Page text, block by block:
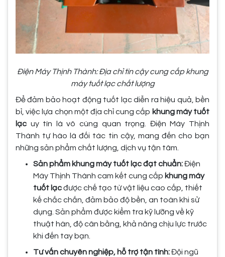
Điện Máy Thịnh Thành: Địa chỉ tin cậy cung cấp khung
máy tuốt lạc chất lượng
Để đảm bảo hoạt động tuốt lạc diễn ra hiệu quả, bền
bỉ, việc lựa chọn một địa chỉ cung cấp khung máy tuốt
lạc uy tín là vô cùng quan trọng. Điện Máy Thịnh
Thành tự hào là đối tác tin cậy, mang đến cho bạn
những sản phẩm chất lượng, dịch vụ tận tâm.
Sản phẩm khung máy tuốt lạc đạt chuẩn:Điện
Máy Thịnh Thành cam kết cung cấp khung máy
tuốt lạcđược chế tạo từ vật liệu cao cấp, thiết
kế chắc chắn, đảm bảo độ bền, an toàn khi sử
dụng. Sản phẩm được kiểm tra kỹ lưỡng về kỹ
thuật hàn, độ cân bằng, khả năng chịu lực trước
khi đến tay bạn.
Tư vấn chuyên nghiệp, hỗ trợ tận tình:Đội ngũ